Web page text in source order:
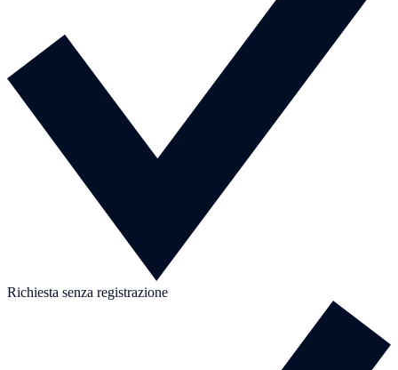
Richiesta senza registrazione